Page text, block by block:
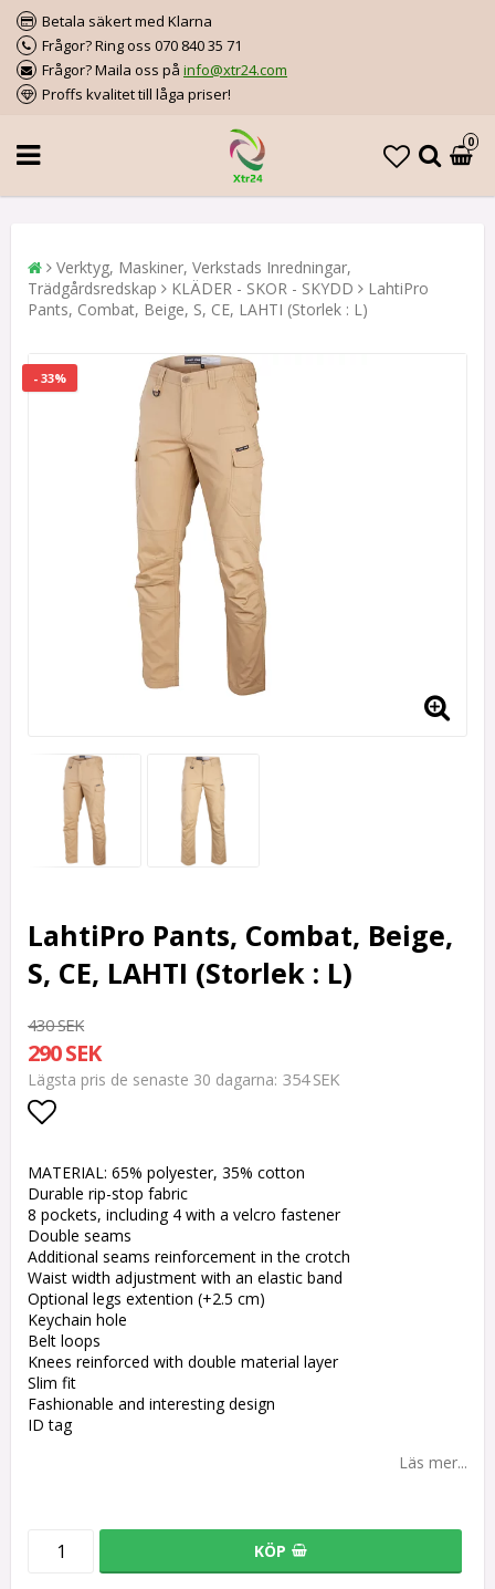
Betala säkert med Klarna
Frågor? Ring oss 070 840 35 71
Frågor? Maila oss på info@xtr24.com
Proffs kvalitet till låga priser!
0
Verktyg, Maskiner, Verkstads Inredningar,
Trädgårdsredskap
KLÄDER - SKOR - SKYDD
LahtiPro
Pants, Combat, Beige, S, CE, LAHTI (Storlek : L)
- 33%
LahtiPro Pants, Combat, Beige,
S, CE, LAHTI (Storlek : L)
430 SEK
290 SEK
Lägsta pris de senaste 30 dagarna 354 SEK
MATERIAL: 65% polyester, 35% cotton
Durable rip-stop fabric
8 pockets, including 4 with a velcro fastener
Double seams
Additional seams reinforcement in the crotch
Waist width adjustment with an elastic band
Optional legs extention (+2.5 cm)
Keychain hole
Belt loops
Knees reinforced with double material layer
Slim fit
Fashionable and interesting design
ID tag
Läs mer...
KÖP